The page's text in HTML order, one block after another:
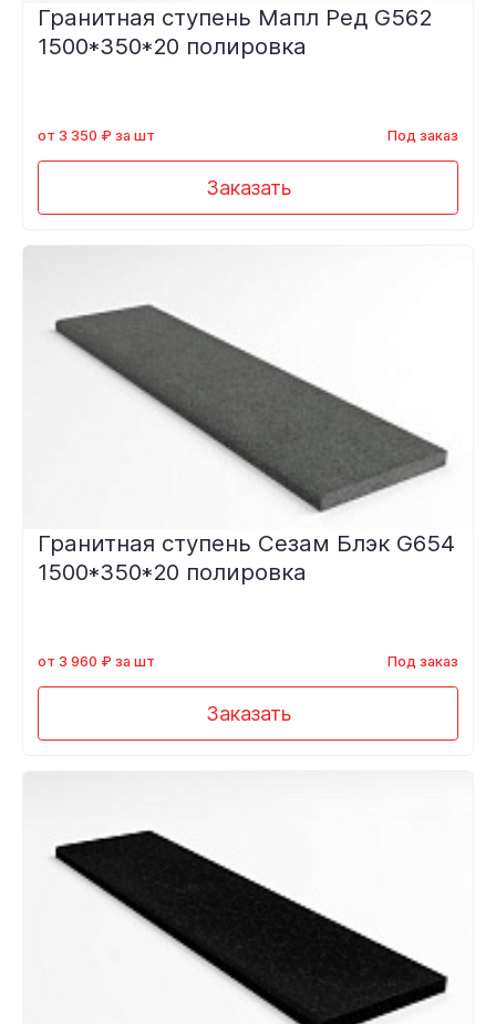
Гранитная ступень Мапл Ред G562
1500*350*20 полировка
от 3 350 ₽ за шт Под заказ
Заказать
Гранитная ступень Сезам Блэк G654
1500*350*20 полировка
от 3 960 ₽ за шт Под заказ
Заказать